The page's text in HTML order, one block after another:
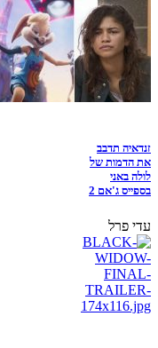
זנדאיה תדבב
את הדמות של
לולה באני
בספייס ג'אם 2
עדי פרל